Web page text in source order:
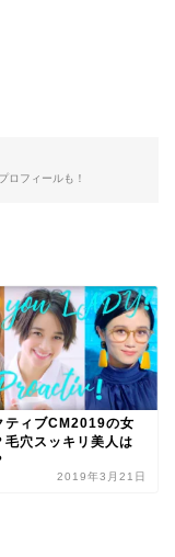
ロフィールも！
ティブCM2019の女
毛穴スッキリ美人は
2019年3月21日